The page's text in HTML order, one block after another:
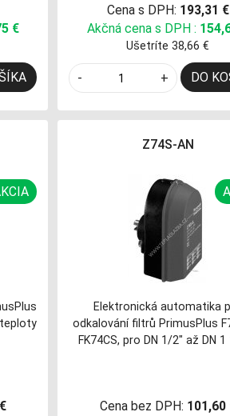
€
Cena s DPH: 193,31 €
Akčná cena s DPH :
Ušetríte 38,66 €
- + DO
Z74S-AN
Elektronická automatika
odkalování filtrů PrimusPlus
FK74CS, pro DN 1/2" až DN
Cena bez DPH: 101,60